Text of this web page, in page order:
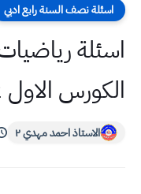
اسئلة نصف السنة رابع ادبي
اسئلة
الكورس الاول 2022 صف رابع ادبي
الاستاذ احمد مهدي ٢